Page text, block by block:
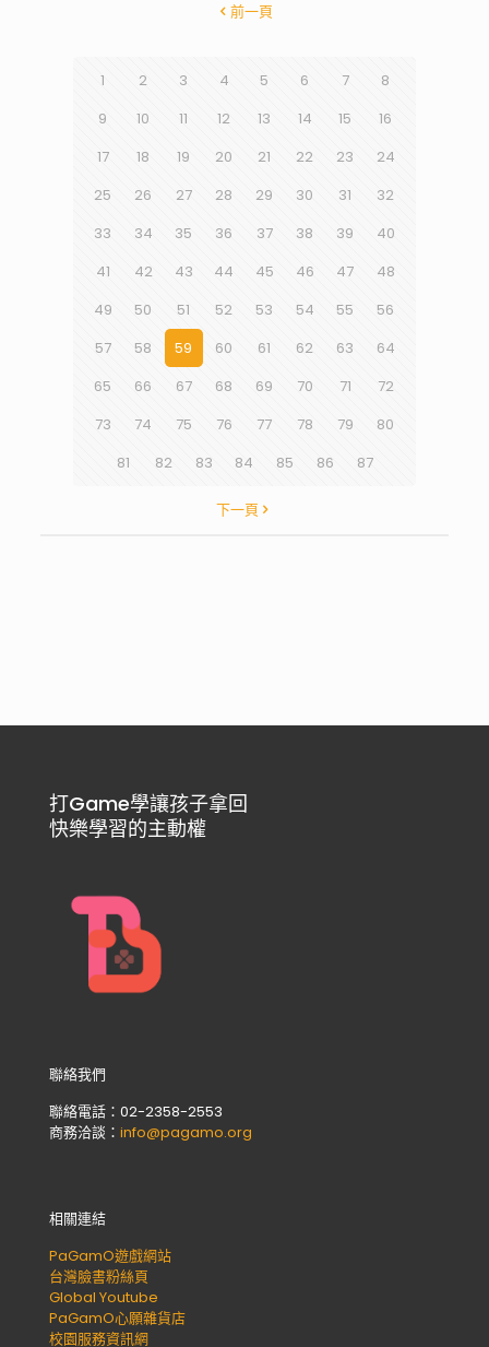
前一頁
1 2 3 4 5 6 7
8
9
10 11 12 13 14 15
16
17
18 19 20 21 22 23
24
25
26 27 28 29 30 31
32
33
34 35 36 37 38 39
40
41
42 43 44 45 46 47
48
49
50 51 52 53 54 55
56
57
58 59 60 61 62 63
64
65
66 67 68 69 70 71
72
73
74 75 76 77 78 79
80
81
82 83 84 85 86 87
下一頁
打Game學讓孩子拿回
快樂學習的主動權
聯絡我們
聯絡電話：02-2358-2553
商務洽談： info@pagamo.org
相關連結
PaGamO遊戲網站
台灣臉書粉絲頁
Global Youtube
PaGamO心願雜貨店
校園服務資訊網